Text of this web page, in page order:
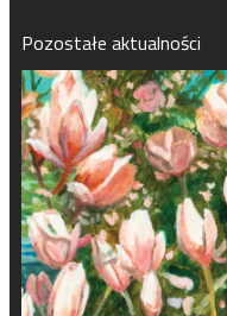
Pozostałe aktualności